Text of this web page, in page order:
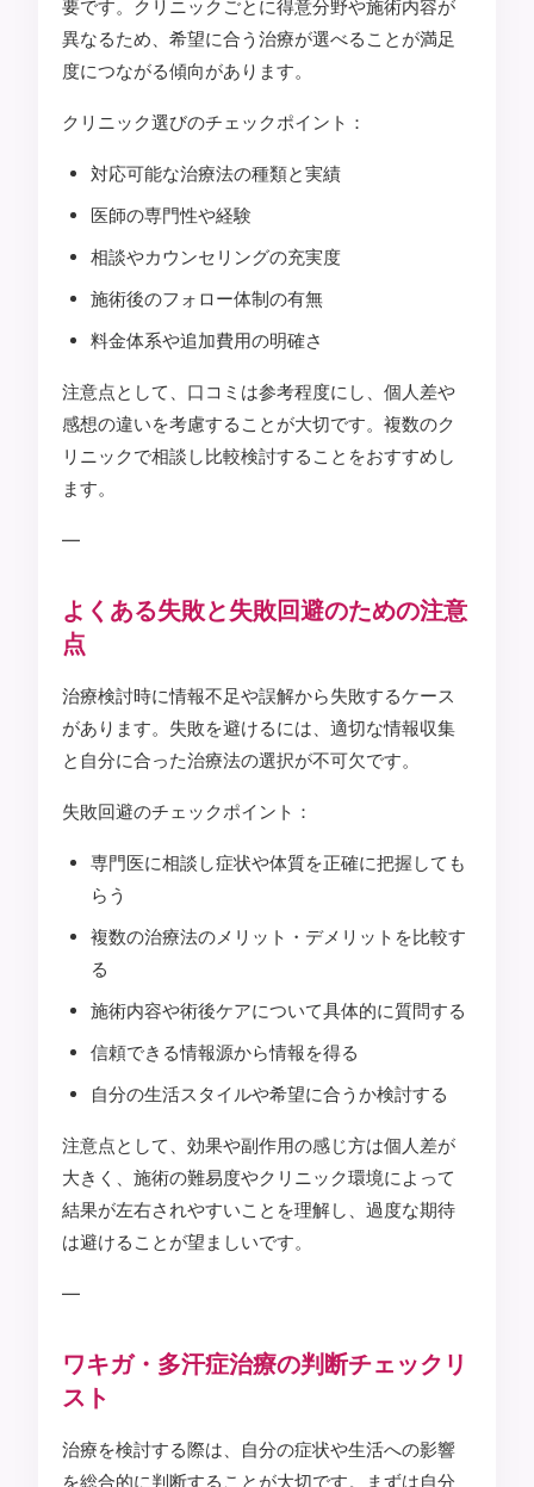
要です。クリニックごとに得意分野や施術内容が
異なるため、希望に合う治療が選べることが満足
度につながる傾向があります。
クリニック選びのチェックポイント：
対応可能な治療法の種類と実績
医師の専門性や経験
相談やカウンセリングの充実度
施術後のフォロー体制の有無
料金体系や追加費用の明確さ
注意点として、口コミは参考程度にし、個人差や
感想の違いを考慮することが大切です。複数のク
リニックで相談し比較検討することをおすすめし
ます。
—
よくある失敗と失敗回避のための注意
点
治療検討時に情報不足や誤解から失敗するケース
があります。失敗を避けるには、適切な情報収集
と自分に合った治療法の選択が不可欠です。
失敗回避のチェックポイント：
専門医に相談し症状や体質を正確に把握しても
らう
複数の治療法のメリット・デメリットを比較す
る
施術内容や術後ケアについて具体的に質問する
信頼できる情報源から情報を得る
自分の生活スタイルや希望に合うか検討する
注意点として、効果や副作用の感じ方は個人差が
大きく、施術の難易度やクリニック環境によって
結果が左右されやすいことを理解し、過度な期待
は避けることが望ましいです。
—
ワキガ・多汗症治療の判断チェックリ
スト
治療を検討する際は、自分の症状や生活への影響
を総合的に判断することが大切です。まずは自分